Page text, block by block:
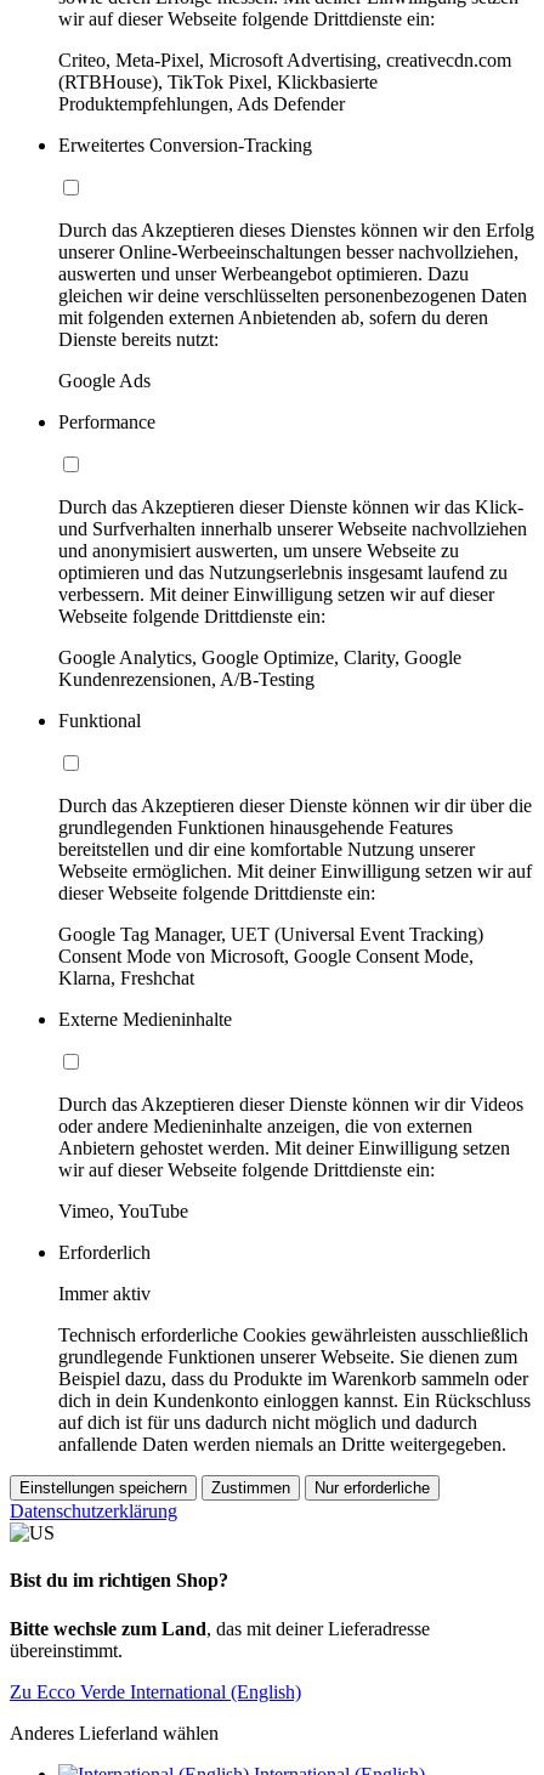
wir auf dieser Webseite folgende Drittdienste ein:
Criteo, Meta-Pixel, Microsoft Advertising, creativecdn.com
(RTBHouse), TikTok Pixel, Klickbasierte
Produktempfehlungen, Ads Defender
Erweitertes Conversion-Tracking
Durch das Akzeptieren dieses Dienstes können wir den Erfolg
unserer Online-Werbeeinschaltungen besser nachvollziehen,
auswerten und unser Werbeangebot optimieren. Dazu
gleichen wir deine verschlüsselten personenbezogenen Daten
mit folgenden externen Anbietenden ab, sofern du deren
Dienste bereits nutzt:
Google Ads
Performance
Durch das Akzeptieren dieser Dienste können wir das Klick-
und Surfverhalten innerhalb unserer Webseite nachvollziehen
und anonymisiert auswerten, um unsere Webseite zu
optimieren und das Nutzungserlebnis insgesamt laufend zu
verbessern. Mit deiner Einwilligung setzen wir auf dieser
Webseite folgende Drittdienste ein:
Google Analytics, Google Optimize, Clarity, Google
Kundenrezensionen, A/B-Testing
Funktional
Durch das Akzeptieren dieser Dienste können wir dir über die
grundlegenden Funktionen hinausgehende Features
bereitstellen und dir eine komfortable Nutzung unserer
Webseite ermöglichen. Mit deiner Einwilligung setzen wir auf
dieser Webseite folgende Drittdienste ein:
Google Tag Manager, UET (Universal Event Tracking)
Consent Mode von Microsoft, Google Consent Mode,
Klarna, Freshchat
Externe Medieninhalte
Durch das Akzeptieren dieser Dienste können wir dir Videos
oder andere Medieninhalte anzeigen, die von externen
Anbietern gehostet werden. Mit deiner Einwilligung setzen
wir auf dieser Webseite folgende Drittdienste ein:
Vimeo, YouTube
Erforderlich
Immer aktiv
Technisch erforderliche Cookies gewährleisten ausschließlich
grundlegende Funktionen unserer Webseite. Sie dienen zum
Beispiel dazu, dass du Produkte im Warenkorb sammeln oder
dich in dein Kundenkonto einloggen kannst. Ein Rückschluss
auf dich ist für uns dadurch nicht möglich und dadurch
anfallende Daten werden niemals an Dritte weitergegeben.
Einstellungen speichern Zustimmen Nur erforderliche
Datenschutzerklärung
Bist du im richtigen Shop?
Bitte wechsle zum Land, das mit deiner Lieferadresse
übereinstimmt.
Zu Ecco Verde International (English)
Anderes Lieferland wählen